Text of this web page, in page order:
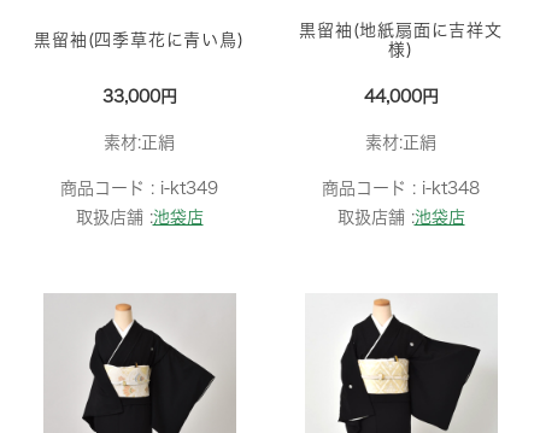
黒留袖(四季草花に青い鳥)
33,000円
素材:正絹
商品コード : i-kt349
取扱店舗 :池袋店
黒留袖(地紙扇面に吉祥文
様)
44,000円
素材:正絹
商品コード : i-kt348
取扱店舗 :池袋店